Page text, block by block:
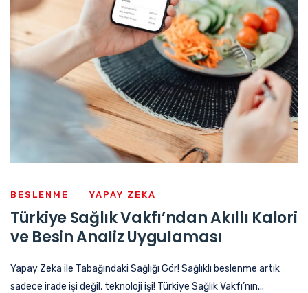
BESLENME YAPAY ZEKA
Türkiye Sağlık Vakfı’ndan Akıllı Kalori
ve Besin Analiz Uygulaması
Yapay Zeka ile Tabağındaki Sağlığı Gör! Sağlıklı beslenme artık
sadece irade işi değil, teknoloji işi! Türkiye Sağlık Vakfı’nın...